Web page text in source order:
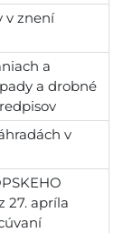
v znení
a
a drobné
v
27. apríla